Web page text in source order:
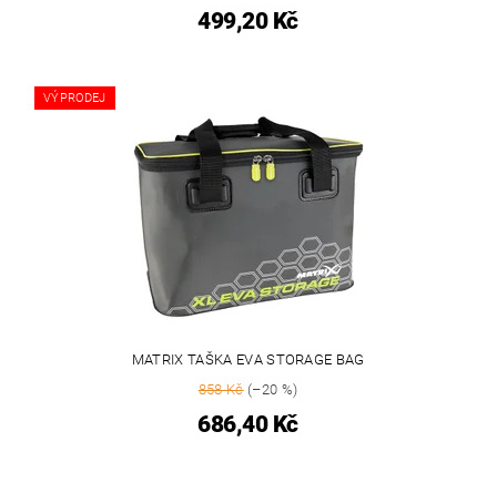
499,20 Kč
VÝPRODEJ
MATRIX TAŠKA EVA STORAGE BAG
858 Kč(–20 %)
686,40 Kč